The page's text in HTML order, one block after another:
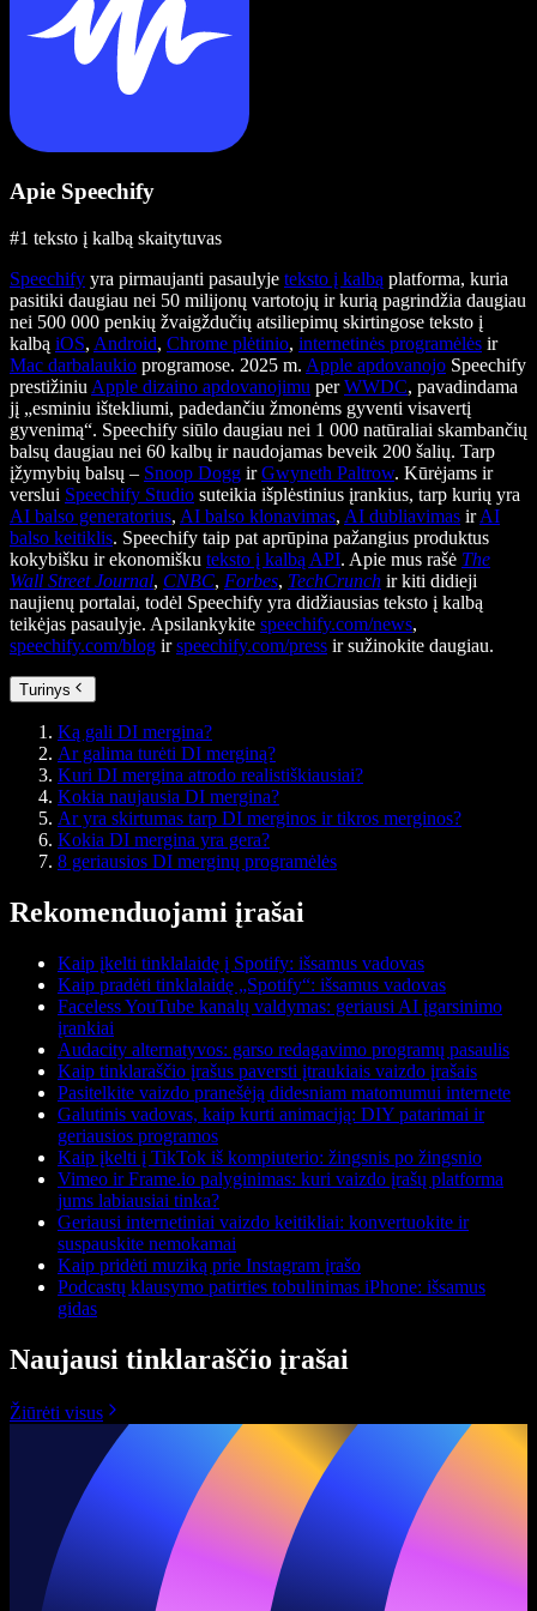
Apie Speechify
#1 teksto į kalbą skaitytuvas
Speechify yra pirmaujanti pasaulyje teksto į kalbą platforma, kuria
pasitiki daugiau nei 50 milijonų vartotojų ir kurią pagrindžia daugiau
nei 500 000 penkių žvaigždučių atsiliepimų skirtingose teksto į
kalbą iOS, Android, Chrome plėtinio, internetinės programėlės ir
Mac darbalaukio programose. 2025 m. Apple apdovanojo Speechify
prestižiniu Apple dizaino apdovanojimu perWWDC, pavadindama
jį „esminiu ištekliumi, padedančiu žmonėms gyventi visavertį
gyvenimą“. Speechify siūlo daugiau nei 1 000 natūraliai skambančių
balsų daugiau nei 60 kalbų ir naudojamas beveik 200 šalių. Tarp
įžymybių balsų – Snoop Dogg irGwyneth Paltrow. Kūrėjams ir
verslui Speechify Studio suteikia išplėstinius įrankius, tarp kurių yra
AI balso generatorius, AI balso klonavimas, AI dubliavimas irAI
balso keitiklis. Speechify taip pat aprūpina pažangius produktus
kokybišku ir ekonomišku teksto į kalbą API. Apie mus rašė The
Wall Street Journal, CNBC, Forbes, TechCrunch ir kiti didieji
naujienų portalai, todėl Speechify yra didžiausias teksto į kalbą
teikėjas pasaulyje. Apsilankykite speechify.com/news,
speechify.com/blog irspeechify.com/press ir sužinokite daugiau.
Turinys
Ką gali DI mergina?
Ar galima turėti DI merginą?
Kuri DI mergina atrodo realistiškiausiai?
Kokia naujausia DI mergina?
Ar yra skirtumas tarp DI merginos ir tikros merginos?
Kokia DI mergina yra gera?
8 geriausios DI merginų programėlės
Rekomenduojami įrašai
Kaip įkelti tinklalaidę į Spotify: išsamus vadovas
Kaip pradėti tinklalaidę „Spotify“: išsamus vadovas
Faceless YouTube kanalų valdymas: geriausi AI įgarsinimo
įrankiai
Audacity alternatyvos: garso redagavimo programų pasaulis
Kaip tinklaraščio įrašus paversti įtraukiais vaizdo įrašais
Pasitelkite vaizdo pranešėją didesniam matomumui internete
Galutinis vadovas, kaip kurti animaciją: DIY patarimai ir
geriausios programos
Kaip įkelti į TikTok iš kompiuterio: žingsnis po žingsnio
Vimeo ir Frame.io palyginimas: kuri vaizdo įrašų platforma
jums labiausiai tinka?
Geriausi internetiniai vaizdo keitikliai: konvertuokite ir
suspauskite nemokamai
Kaip pridėti muziką prie Instagram įrašo
Podcastų klausymo patirties tobulinimas iPhone: išsamus
gidas
Naujausi tinklaraščio įrašai
Žiūrėti visus